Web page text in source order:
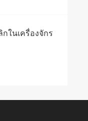
ในเครื่องจักร